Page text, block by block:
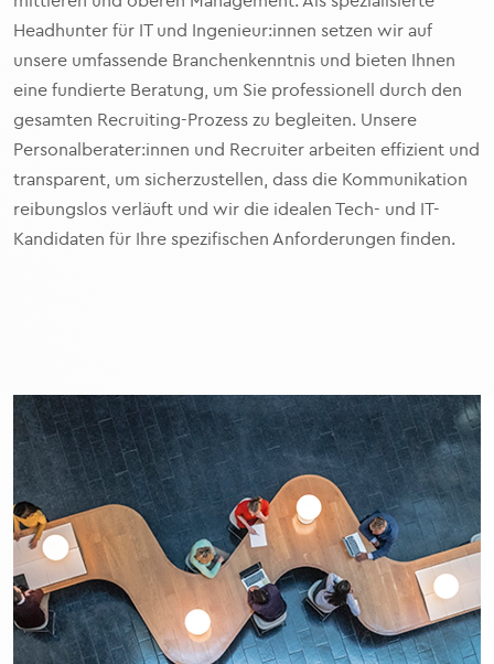
Headhunter für IT und Ingenieur:innen setzen wir auf
unsere umfassende Branchenkenntnis und bieten Ihnen
eine fundierte Beratung, um Sie professionell durch den
gesamten Recruiting-Prozess zu begleiten. Unsere
Personalberater:innen und Recruiter arbeiten effizient und
transparent, um sicherzustellen, dass die Kommunikation
reibungslos verläuft und wir die idealen Tech- und IT-
Kandidaten für Ihre spezifischen Anforderungen finden.